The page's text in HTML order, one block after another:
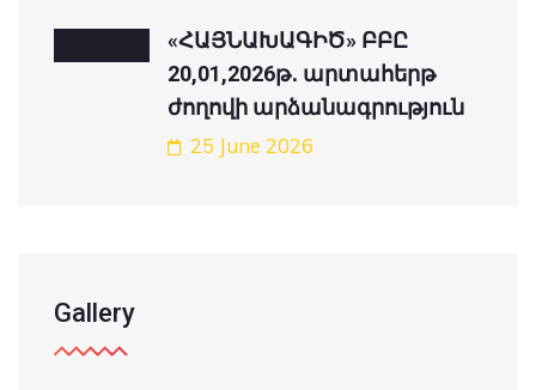
«ՀԱՅՆԱԽԱԳԻԾ» ԲԲԸ
20,01,2026թ․ արտահերթ
ժողովի արձանագրություն
25 June 2026
Gallery